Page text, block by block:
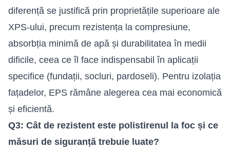
diferență se justifică prin proprietățile superioare ale
XPS-ului, precum rezistența la compresiune,
absorbția minimă de apă și durabilitatea în medii
dificile, ceea ce îl face indispensabil în aplicații
specifice (fundații, socluri, pardoseli). Pentru izolația
fațadelor, EPS rămâne alegerea cea mai economică
și eficientă.
Q3: Cât de rezistent este polistirenul la foc și ce
măsuri de siguranță trebuie luate?